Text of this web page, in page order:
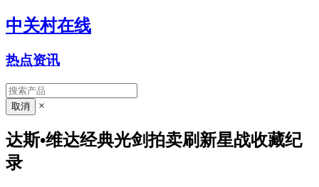
中关村在线
热点资讯
×
达斯•维达经典光剑拍卖刷新星战收藏纪
录